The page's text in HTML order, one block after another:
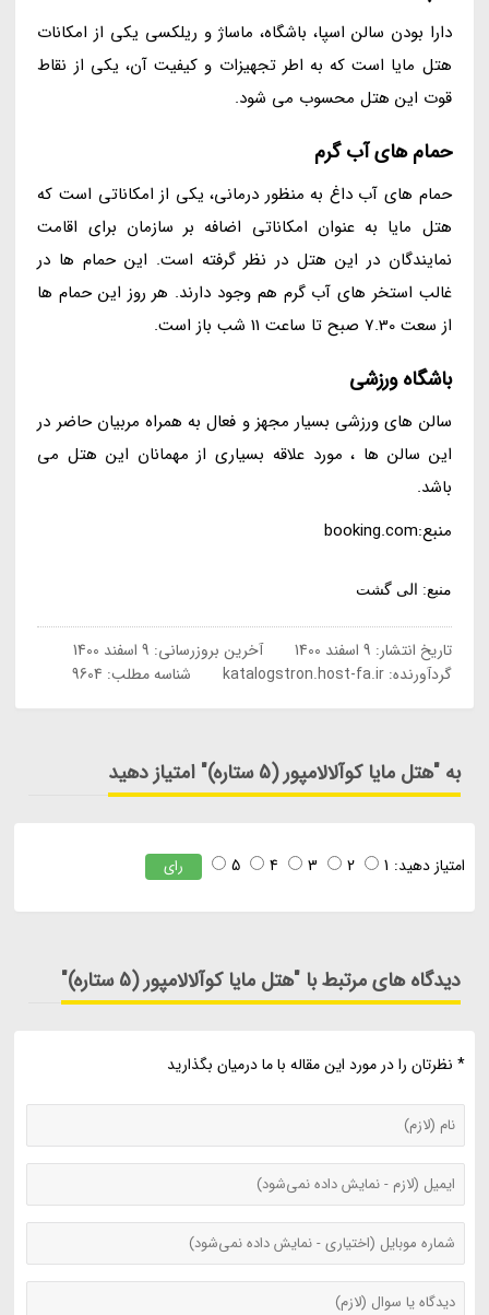
دارا بودن سالن اسپا، باشگاه، ماساژ و ریلکسی یکی از امکانات
هتل مایا است که به اطر تجهیزات و کیفیت آن، یکی از نقاط
قوت این هتل محسوب می شود.
حمام های آب گرم
حمام های آب داغ به منظور درمانی، یکی از امکاناتی است که
هتل مایا به عنوان امکاناتی اضافه بر سازمان برای اقامت
نمایندگان در این هتل در نظر گرفته است. این حمام ها در
غالب استخر های آب گرم هم وجود دارند. هر روز این حمام ها
از سعت 7.30 صبح تا ساعت 11 شب باز است.
باشگاه ورزشی
سالن های ورزشی بسیار مجهز و فعال به همراه مربیان حاضر در
این سالن ها ، مورد علاقه بسیاری از مهمانان این هتل می
باشد.
منبع:booking.com
منبع: الی گشت
تاریخ انتشار: 9 اسفند 1400 آخرین بروزرسانی: 9 اسفند 1400
گردآورنده:katalogstron.host-fa.ir شناسه مطلب: 9604
به "هتل مایا کوآلالامپور (5 ستاره)" امتیاز دهید
امتیاز دهید: 1
2
3
4
5 رای
دیدگاه های مرتبط با "هتل مایا کوآلالامپور (5 ستاره)"
* نظرتان را در مورد این مقاله با ما درمیان بگذارید